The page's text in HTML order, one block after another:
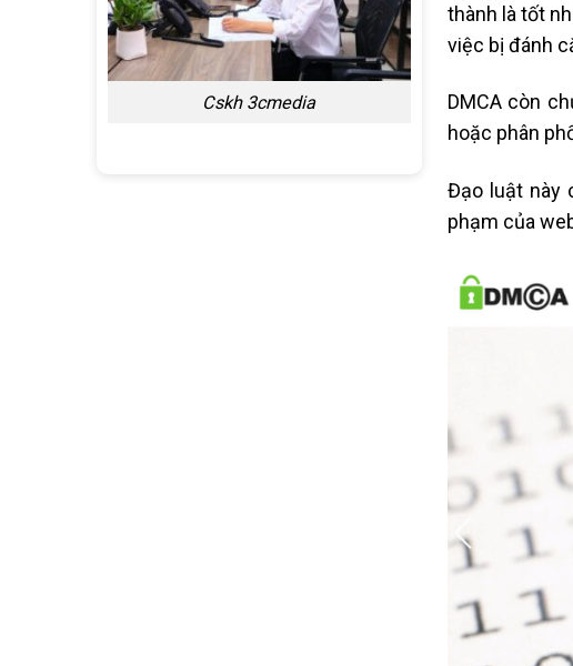
Cskh 3cmedia
thành là tốt
việc bị đánh
DMCA còn
hoặc phân
Đạo luật này
phạm của